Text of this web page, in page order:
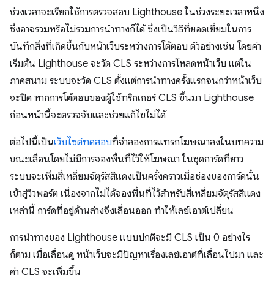
ช่วงเวลาจะเรียกใช้การตรวจสอบ Lighthouse ในช่วงระยะเวลาหนึ่ง
ซึ่งอาจรวมหรือไม่รวมการนําทางก็ได้ ซึ่งเป็นวิธีที่ยอดเยี่ยมในการ
บันทึกสิ่งที่เกิดขึ้นกับหน้าเว็บระหว่างการโต้ตอบ ตัวอย่างเช่น โดยค่า
เริ่มต้น Lighthouse จะวัด CLS ระหว่างการโหลดหน้าเว็บ แต่ใน
ภาคสนาม ระบบจะวัด CLS ตั้งแต่การนําทางครั้งแรกจนกว่าหน้าเว็บ
จะปิด หากการโต้ตอบของผู้ใช้ทริกเกอร์ CLS ขึ้นมา Lighthouse
ก่อนหน้านี้จะตรวจจับและช่วยแก้ไขไม่ได้
ต่อไปนี้เป็นเว็บไซต์ทดสอบที่จำลองการแทรกโฆษณาลงในบทความ
ขณะเลื่อนโดยไม่มีการจองพื้นที่ไว้ให้โฆษณา ในชุดการ์ดที่ยาว
ระบบจะเพิ่มสี่เหลี่ยมจัตุรัสสีแดงเป็นครั้งคราวเมื่อช่องของการ์ดนั้น
เข้าสู่วิวพอร์ต เนื่องจากไม่ได้จองพื้นที่ไว้สําหรับสี่เหลี่ยมจัตุรัสสีแดง
เหล่านี้ การ์ดที่อยู่ด้านล่างจึงเลื่อนออก ทำให้เลย์เอาต์เปลี่ยน
การนำทางของ Lighthouse แบบปกติจะมี CLS เป็น 0 อย่างไร
ก็ตาม เมื่อเลื่อนดู หน้าเว็บจะมีปัญหาเรื่องเลย์เอาต์ที่เลื่อนไปมา และ
ค่า CLS จะเพิ่มขึ้น